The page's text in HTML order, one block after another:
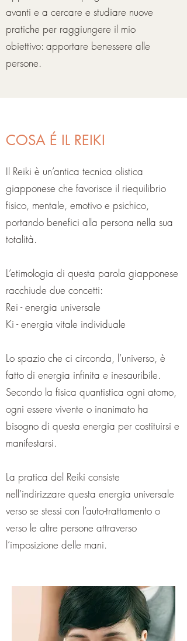
avanti e a cercare e studiare nuove
pratiche per raggiungere il mio
obiettivo: apportare benessere alle
persone.
COSA É IL REIKI
Il Reiki è un’antica tecnica olistica
giapponese che favorisce il riequilibrio
fisico, mentale, emotivo e psichico,
portando benefici alla persona nella sua
totalità.
L’etimologia di questa parola giapponese
racchiude due concetti:
Rei - energia universale
Ki - energia vitale individuale
Lo spazio che ci circonda, l’universo, è
fatto di energia infinita e inesauribile.
Secondo la fisica quantistica ogni atomo,
ogni essere vivente o inanimato ha
bisogno di questa energia per costituirsi e
manifestarsi.
La pratica del Reiki consiste
nell’indirizzare questa energia universale
verso se stessi con l’auto-trattamento o
verso le altre persone attraverso
l’imposizione delle mani.